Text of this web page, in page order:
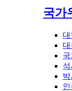
국가
대
대